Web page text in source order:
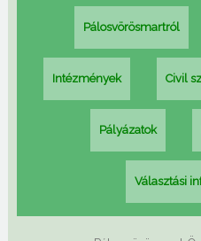
Pálosvörösmartról
Intézmények Civil
Pályázatok
Választási